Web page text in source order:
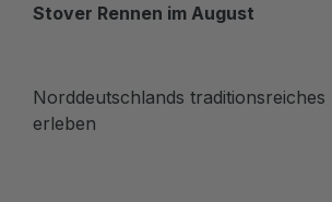
Stover Rennen im August
Norddeutschlands
erleben